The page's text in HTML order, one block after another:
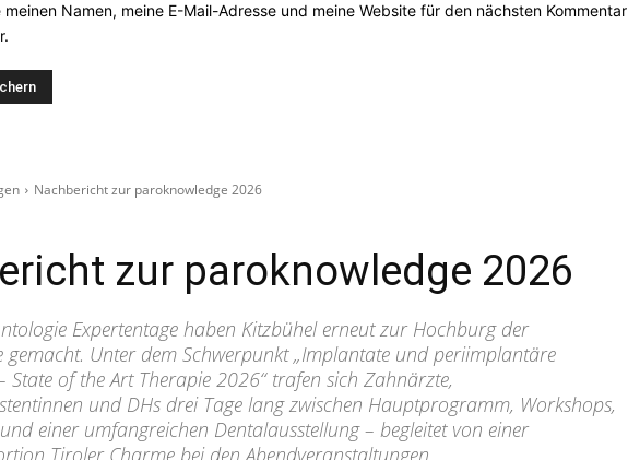
meinen Namen, meine E-Mail-Adresse und meine Website für den nächsten Kommentar